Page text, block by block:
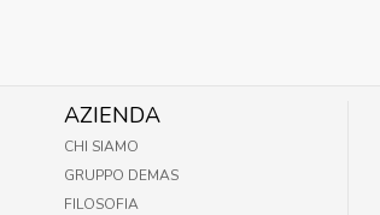
AZIENDA
CHI SIAMO
GRUPPO DEMAS
FILOSOFIA